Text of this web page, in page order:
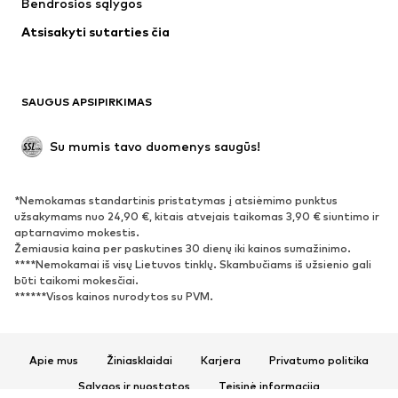
Apatiniai
Paltai
Proginiai
Išskirtiniai
BATAI
Naujienos
Sportbačiai
Aulinukai
Batai su kulniukais
Auliniai batai
Įsispiriami bateliai
Šlepetės
Bendrosios sąlygos
Atsisakyti sutarties čia
SAUGUS APSIPIRKIMAS
Su mumis tavo duomenys saugūs!
*Nemokamas standartinis pristatymas į atsiėmimo punktus
užsakymams nuo 24,90 €, kitais atvejais taikomas 3,90 € siuntimo ir
aptarnavimo mokestis.
Žemiausia kaina per paskutines 30 dienų iki kainos sumažinimo.
****Nemokamai iš visų Lietuvos tinklų. Skambučiams iš užsienio gali
būti taikomi mokesčiai.
******Visos kainos nurodytos su PVM.
Apie mus Žiniasklaidai Karjera
Privatumo politika
Sąlygos ir nuostatos
Teisinė informacija